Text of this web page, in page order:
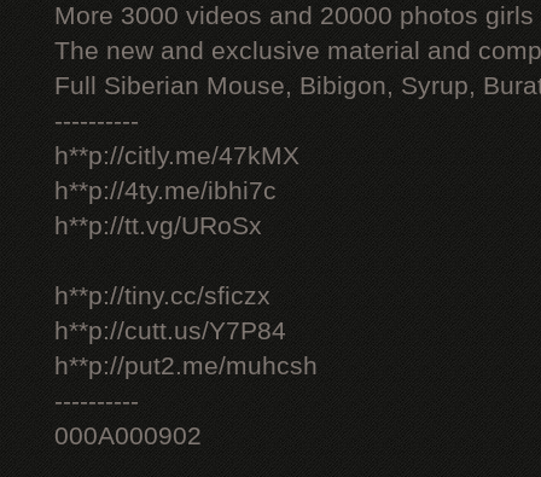
More 3000 videos and 20000 photos
The new and exclusive material and
Full Siberian Mouse, Bibigon, Syrup,
----------
h**p://citly.me/47kMX
h**p://4ty.me/ibhi7c
h**p://tt.vg/URoSx
h**p://tiny.cc/sficzx
h**p://cutt.us/Y7P84
h**p://put2.me/muhcsh
----------
000A000902